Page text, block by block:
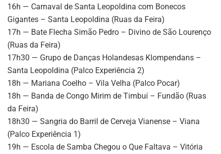
16h — Carnaval de Santa Leopoldina com Bonecos
Gigantes – Santa Leopoldina (Ruas da Feira)
17h — Bate Flecha Simão Pedro – Divino de São Lourenço
(Ruas da Feira)
17h30 — Grupo de Danças Holandesas Klompendans –
Santa Leopoldina (Palco Experiência 2)
18h — Mariana Coelho – Vila Velha (Palco Pocar)
18h — Banda de Congo Mirim de Timbuí – Fundão (Ruas
da Feira)
18h30 — Sangria do Barril de Cerveja Vianense – Viana
(Palco Experiência 1)
19h — Escola de Samba Chegou o Que Faltava – Vitória